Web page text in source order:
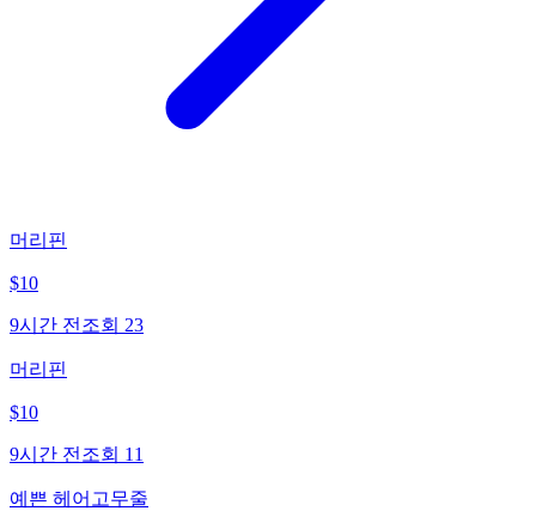
머리핀
$10
9시간 전 조회 23
머리핀
$10
9시간 전 조회 11
예쁜 헤어고무줄